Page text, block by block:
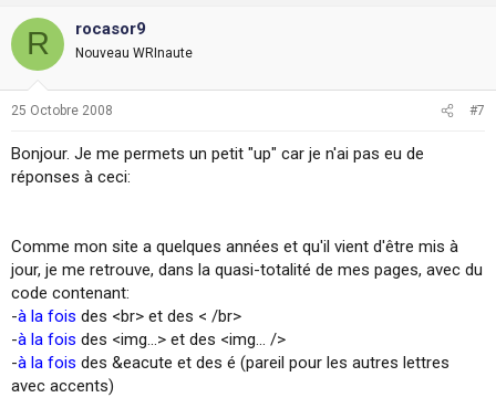
R rocasor9
Nouveau WRInaute
25 Octobre 2008 #7
Bonjour. Je me permets un petit "up" car je n'ai pas eu de
réponses à ceci:
Comme mon site a quelques années et qu'il vient d'être mis à
jour, je me retrouve, dans la quasi-totalité de mes pages, avec du
code contenant:
-à la fois des <br> et des < /br>
-à la fois des <img...> et des <img... />
-à la fois des &eacute et des é (pareil pour les autres lettres
avec accents)